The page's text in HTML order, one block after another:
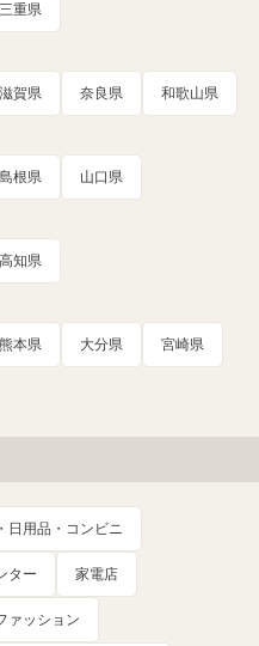
三重県
滋賀県 奈良県 和歌山県
島根県 山口県
高知県
熊本県 大分県 宮崎県
日用品・コンビニ
ター 家電店
ァッション